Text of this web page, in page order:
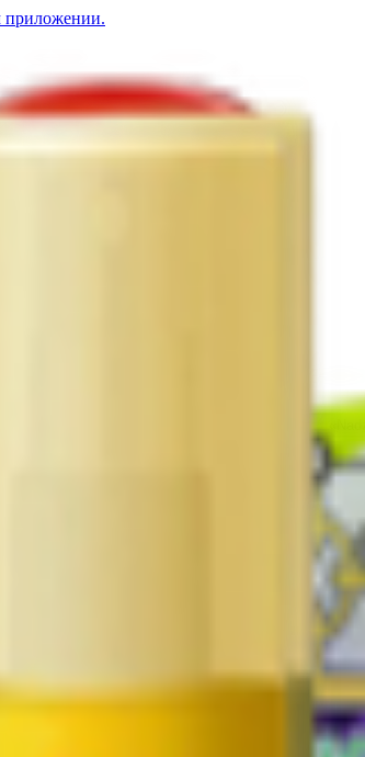
приложении.
сила» от клещей-комаров
Браслет
неприятных последствий после укусов